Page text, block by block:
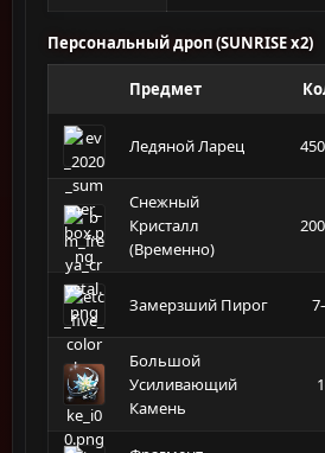
Персональный дроп (SUNRISE x2)
Предмет
Ледяной Ларец
Снежный
Кристалл
(Временно)
Замерзший Пирог
Большой
Усиливающий
Камень